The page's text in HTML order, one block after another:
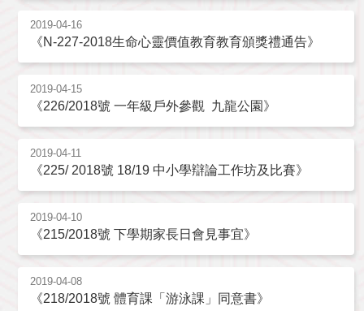
2019-04-16
《N-227-2018生命心靈價值教育教育頒獎禮通告》
2019-04-15
《226/2018號 一年級戶外參觀 九龍公園》
2019-04-11
《225/ 2018號 18/19 中小學辯論工作坊及比賽》
2019-04-10
《215/2018號 下學期家長日會見事宜》
2019-04-08
《218/2018號 體育課「游泳課」同意書》